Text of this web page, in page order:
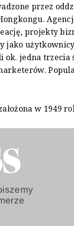
przez
projekty
jako
ok. jedna
w 1949